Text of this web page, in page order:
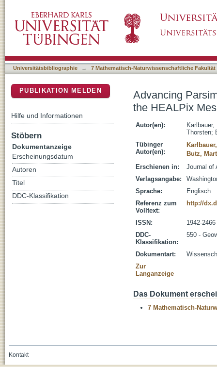
Universitätsbibliographie → 7 Mathematisch-Naturwissenschaftliche Fakultät
Advancing
the HEALPix
Autor(en):
Thorsten;
Tübinger
Autor(en):
Butz,
Erschienen in:
Journal of
Verlagsangabe:
Sprache:
Englisch
Referenz zum
Volltext:
http://
ISSN:
1942-2466
DDC-
Klassifikation:
550 -
Dokumentart:
Zur
Langanzeige
Das Dokument
7 Mathematisch-
PUBLIKATION MELDEN
Hilfe und Informationen
Stöbern
Dokumentanzeige
Erscheinungsdatum
Autoren
Titel
DDC-Klassifikation
Kontakt